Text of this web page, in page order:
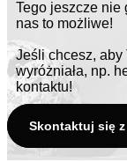
Tego jeszcze nie
nas to możliwe!
Jeśli chcesz,
wyróżniała, np.
kontaktu!
Skontaktuj się